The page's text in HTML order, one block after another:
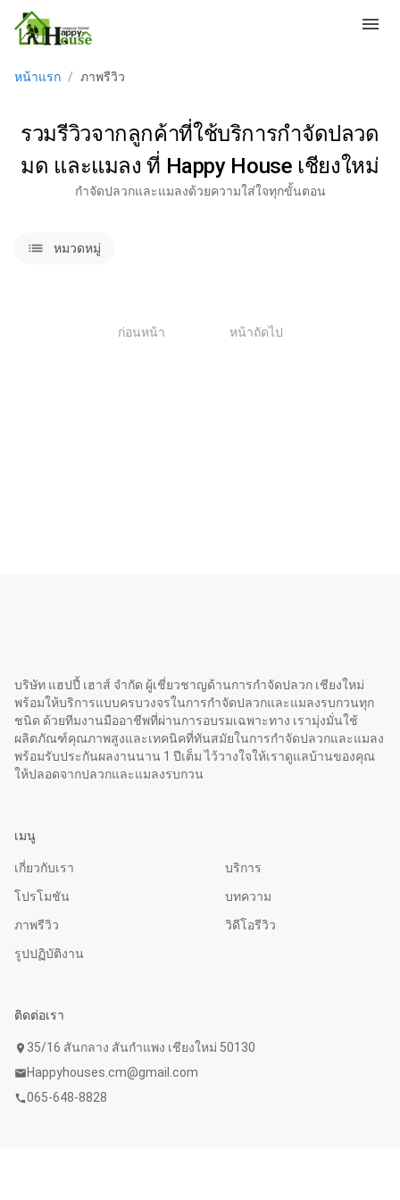
menu
หน้าแรก / ภาพรีวิว
รวมรีวิวจากลูกค้าที่ใช้บริการกำจัดปลวด
มด และแมลง ที่ Happy House เชียงใหม่
กำจัดปลวกและแมลงด้วยความใส่ใจทุกขั้นตอน
listsหมวดหมู่
ก่อนหน้า หน้าถัดไป
บริษัท แฮปปี้ เฮาส์ จำกัด ผู้เชี่ยวชาญด้านการกำจัดปลวก เชียงใหม่
พร้อมให้บริการแบบครบวงจรในการกำจัดปลวกและแมลงรบกวนทุก
ชนิด ด้วยทีมงานมืออาชีพที่ผ่านการอบรมเฉพาะทาง เรามุ่งมั่นใช้
ผลิตภัณฑ์คุณภาพสูงและเทคนิคที่ทันสมัยในการกำจัดปลวกและแมลง
พร้อมรับประกันผลงานนาน 1 ปีเต็ม ไว้วางใจให้เราดูแลบ้านของคุณ
ให้ปลอดจากปลวกและแมลงรบกวน
เมนู
เกี่ยวกับเรา
บริการ
โปรโมชัน
บทความ
ภาพรีวิว
วิดีโอรีวิว
รูปปฏิบัติงาน
ติดต่อเรา
location_on 35/16 สันกลาง สันกำแพง เชียงใหม่ 50130
mail Happyhouses.cm@gmail.com
call065-648-8828